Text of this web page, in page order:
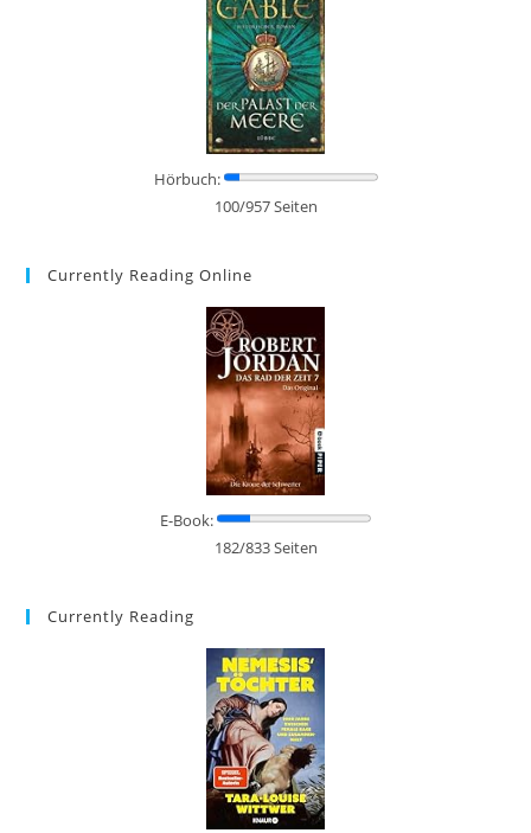
Hörbuch:
100/957 Seiten
Currently Reading Online
E-Book:
182/833 Seiten
Currently Reading